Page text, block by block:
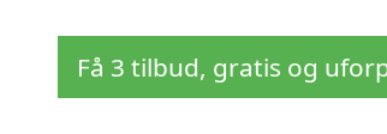
Få 3 tilbud, gratis og